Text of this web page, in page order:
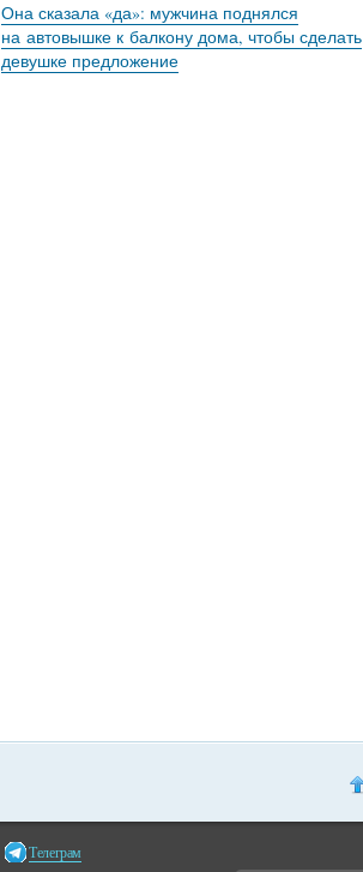
Она сказала «да»: мужчина поднялся
на автовышке к балкону дома, чтобы сделать
девушке предложение
Телеграм